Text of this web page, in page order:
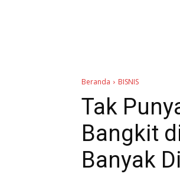
Beranda BISNIS
Tak
Bangkit
Banyak